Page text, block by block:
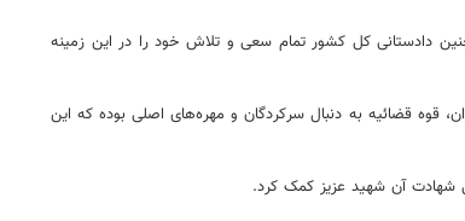
دادستانی کل کشور تمام سعی و تلاش خود را در این زمینه
قوه قضائیه به دنبال سرکردگان و مهره‌های اصلی بوده که این
شهادت آن شهید عزیز کمک کرد.